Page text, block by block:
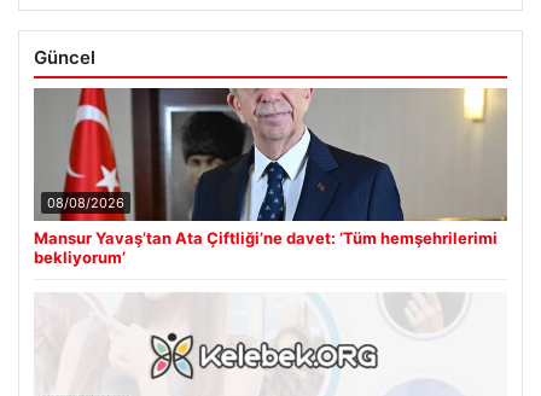
Güncel
08/08/2026
Mansur Yavaş’tan Ata Çiftliği’ne davet: ‘Tüm hemşehrilerimi
bekliyorum’